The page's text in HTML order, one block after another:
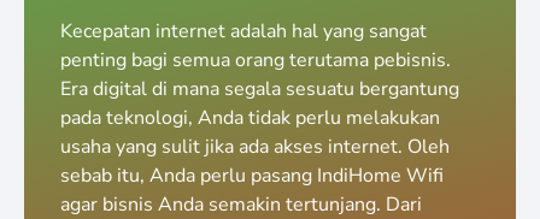
Kecepatan internet adalah hal yang sangat
penting bagi semua orang terutama pebisnis.
Era digital di mana segala sesuatu bergantung
pada teknologi, Anda tidak perlu melakukan
usaha yang sulit jika ada akses internet. Oleh
sebab itu, Anda perlu pasang IndiHome Wifi
agar bisnis Anda semakin tertunjang. Dari